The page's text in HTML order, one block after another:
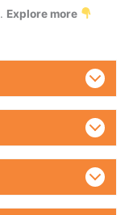
. Explore more